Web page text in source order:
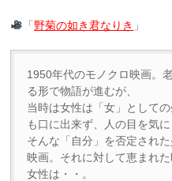
「野菊の如き君なりき 」
1950年代のモノクロ映画。
る形で物語が進むが、
当時は女性は「女」として
も口に出来ず、人の目を気
そんな「自分」を否定され
映画。それに対して恵まれ
女性は・・。